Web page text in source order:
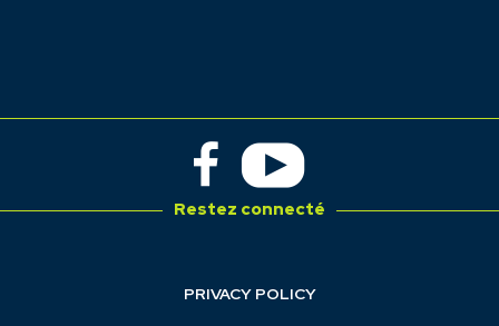
Restez connecté
PRIVACY POLICY